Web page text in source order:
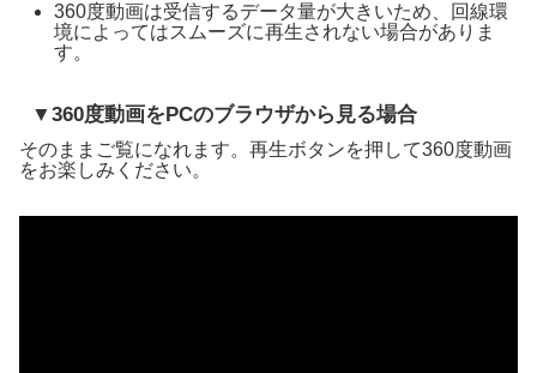
360度動画は受信するデータ量が大きいため、回線環
境によってはスムーズに再生されない場合がありま
す。
▼360度動画をPCのブラウザから見る場合
そのままご覧になれます。再生ボタンを押して360度動画
をお楽しみください。